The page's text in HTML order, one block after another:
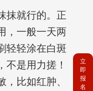
抹就行的。正
，一般一天两
轻轻涂在白斑
不是用力搓！
比如红肿、
立
即
报
名